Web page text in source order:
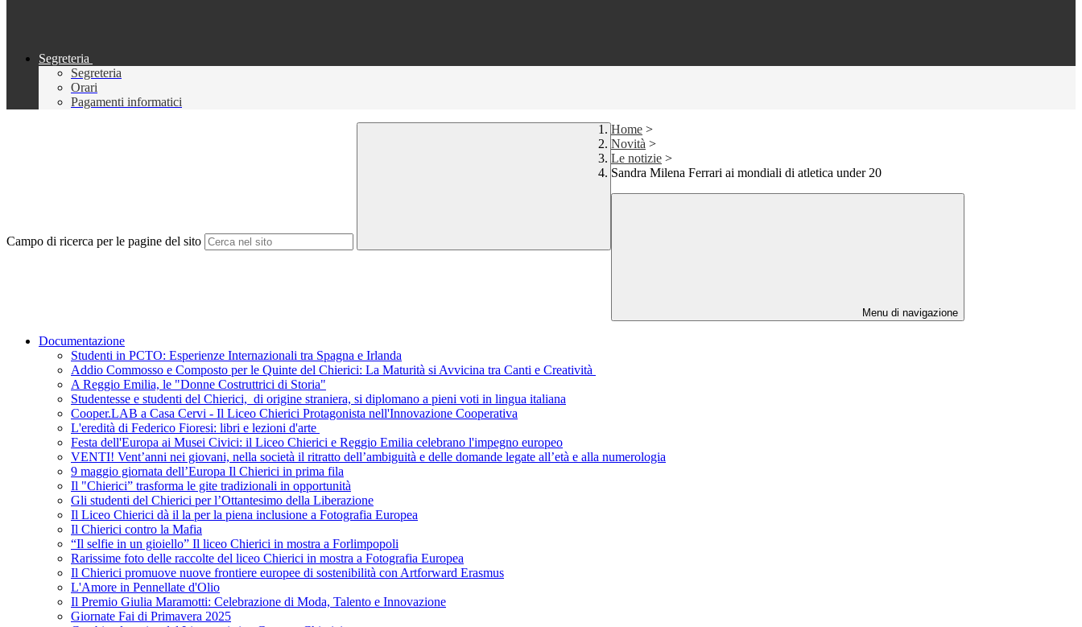
Segreteria
Segreteria
Orari
Pagamenti informatici
Campo di ricerca per le pagine del sito
Home >
Novità >
Le notizie >
Sandra Milena Ferrari ai mondiali di atletica under 20
Menu di navigazione
Documentazione
Studenti in PCTO: Esperienze Internazionali tra Spagna e Irlanda
Addio Commosso e Composto per le Quinte del Chierici: La Maturità si Avvicina tra Canti e Creatività
A Reggio Emilia, le "Donne Costruttrici di Storia"
Studentesse e studenti del Chierici, di origine straniera, si diplomano a pieni voti in lingua italiana
Cooper.LAB a Casa Cervi - Il Liceo Chierici Protagonista nell'Innovazione Cooperativa
L'eredità di Federico Fioresi: libri e lezioni d'arte
Festa dell'Europa ai Musei Civici: il Liceo Chierici e Reggio Emilia celebrano l'impegno europeo
VENTI! Vent’anni nei giovani, nella società il ritratto dell’ambiguità e delle domande legate all’età e alla numerologia
9 maggio giornata dell’Europa Il Chierici in prima fila
Il "Chierici” trasforma le gite tradizionali in opportunità
Gli studenti del Chierici per l’Ottantesimo della Liberazione
Il Liceo Chierici dà il la per la piena inclusione a Fotografia Europea
Il Chierici contro la Mafia
“Il selfie in un gioiello” Il liceo Chierici in mostra a Forlimpopoli
Rarissime foto delle raccolte del liceo Chierici in mostra a Fotografia Europea
Il Chierici promuove nuove frontiere europee di sostenibilità con Artforward Erasmus
L'Amore in Pennellate d'Olio
Il Premio Giulia Maramotti: Celebrazione di Moda, Talento e Innovazione
Giornate Fai di Primavera 2025